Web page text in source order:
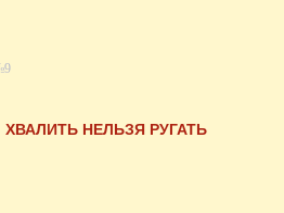
ХВАЛИТЬ НЕЛЬЗЯ РУГАТЬ